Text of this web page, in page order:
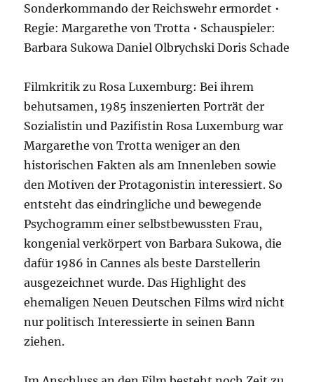
Sonderkommando der Reichswehr ermordet •
Regie: Margarethe von Trotta • Schauspieler:
Barbara Sukowa Daniel Olbrychski Doris Schade
Filmkritik zu Rosa Luxemburg: Bei ihrem
behutsamen, 1985 inszenierten Porträt der
Sozialistin und Pazifistin Rosa Luxemburg war
Margarethe von Trotta weniger an den
historischen Fakten als am Innenleben sowie
den Motiven der Protagonistin interessiert. So
entsteht das eindringliche und bewegende
Psychogramm einer selbstbewussten Frau,
kongenial verkörpert von Barbara Sukowa, die
dafür 1986 in Cannes als beste Darstellerin
ausgezeichnet wurde. Das Highlight des
ehemaligen Neuen Deutschen Films wird nicht
nur politisch Interessierte in seinen Bann
ziehen.